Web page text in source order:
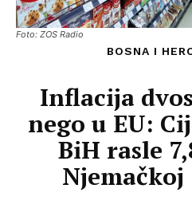
Foto: ZOS Radio
BOSNA I
Inflacija
nego u EU:
BiH rasle
Njemačkoj